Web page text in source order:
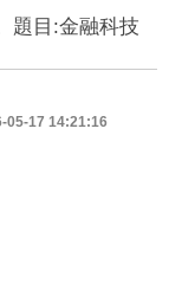
題目:金融科技
05-17 14:21:16